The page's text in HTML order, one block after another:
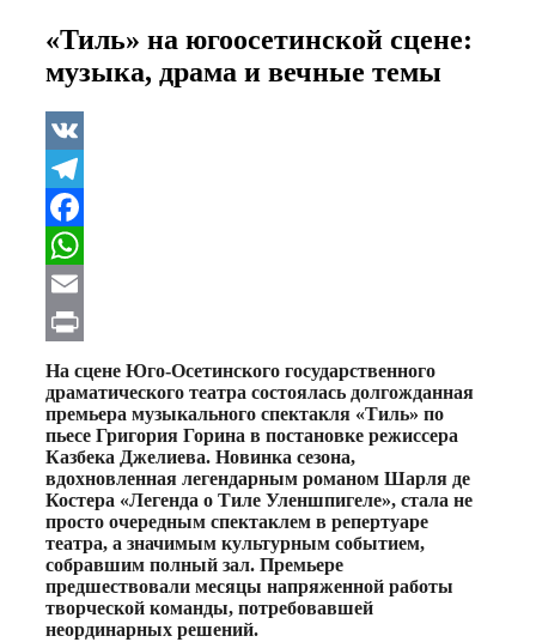
«Тиль» на югоосетинской сцене:
музыка, драма и вечные темы
VK
Telegram
Facebook
WhatsApp
Email
Print
На сцене Юго-Осетинского государственного
драматического театра состоялась долгожданная
премьера музыкального спектакля «Тиль» по
пьесе Григория Горина в постановке режиссера
Казбека Джелиева. Новинка сезона,
вдохновленная легендарным романом Шарля де
Костера «Легенда о Тиле Уленшпигеле», стала не
просто очередным спектаклем в репертуаре
театра, а значимым культурным событием,
собравшим полный зал. Премьере
предшествовали месяцы напряженной работы
творческой команды, потребовавшей
неординарных решений.